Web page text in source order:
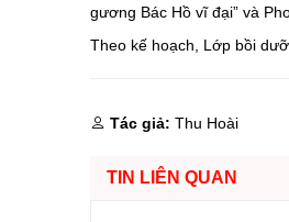
gương Bác Hồ vĩ đại” và
Theo kế hoạch, Lớp bồi
Tác giả: Thu Hoài
TIN LIÊN QUAN